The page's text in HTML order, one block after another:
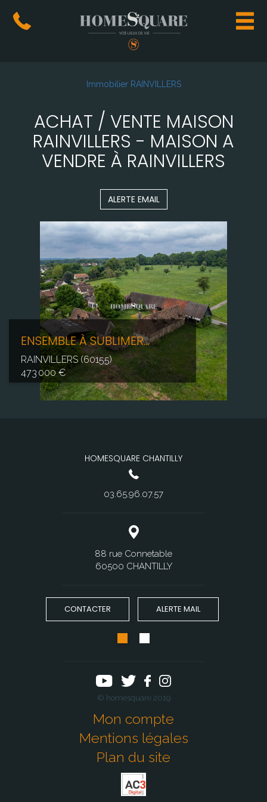
Immobilier RAINVILLERS
ACHAT / VENTE MAISON
RAINVILLERS - MAISON A
VENDRE À RAINVILLERS
ALERTE EMAIL
ENSEMBLE À SUBLIMER...
RAINVILLERS (60155)
473 000 €
HOMESQUARE CHANTILLY
03.65.96.07.57
88 rue Connetable
60500 CHANTILLY
CONTACTER ALERTE MAIL
© homesquare 2019
Mon compte
Mentions légales
Plan du site